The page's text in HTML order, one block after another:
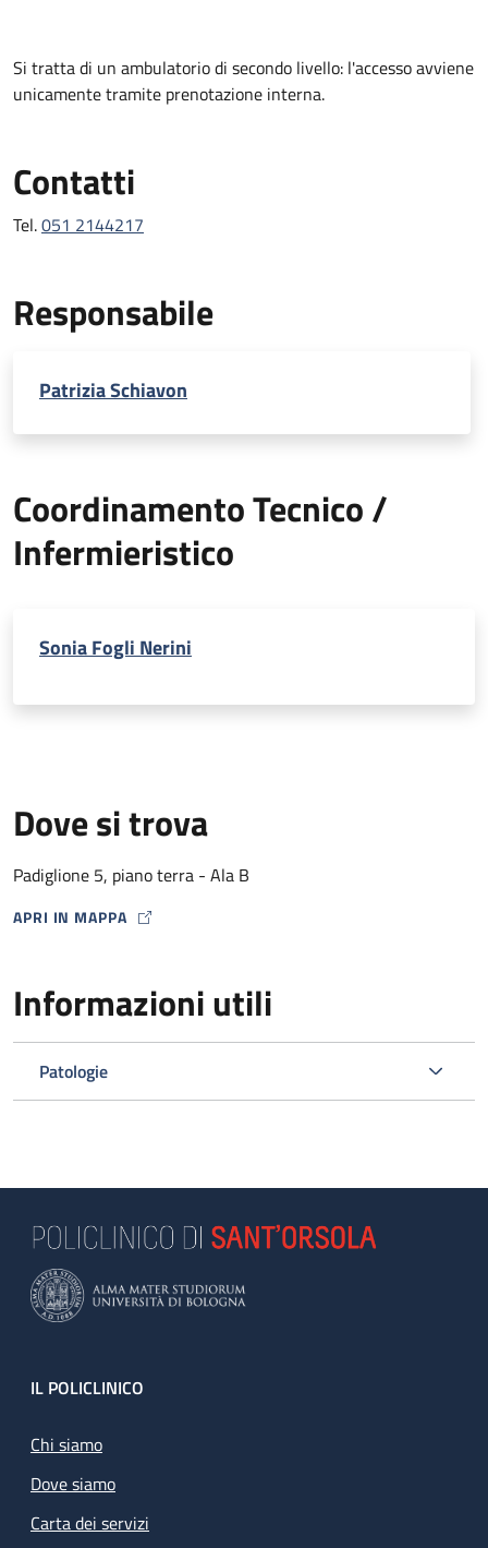
Si tratta di un ambulatorio di secondo livello: l'accesso avviene
unicamente tramite prenotazione interna.
Contatti
Tel.051 2144217
Responsabile
Patrizia Schiavon
Coordinamento Tecnico /
Infermieristico
Sonia Fogli Nerini
Dove si trova
Padiglione 5, piano terra - Ala B
APRI IN MAPPA
MAP ICON
Informazioni utili
Patologie
Footer
IL POLICLINICO
Chi siamo
Dove siamo
Carta dei servizi